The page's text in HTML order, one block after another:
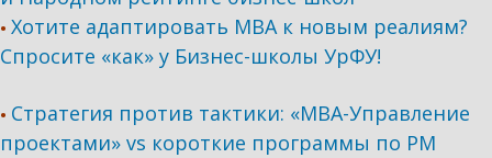
•Хотите адаптировать МВА к новым реалиям?
Спросите «как» у Бизнес-школы УрФУ!
• Стратегия против тактики: «МВА-Управление
проектами» vs короткие программы по PM